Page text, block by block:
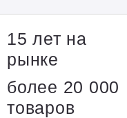
15 лет на
рынке
более 20 000
товаров